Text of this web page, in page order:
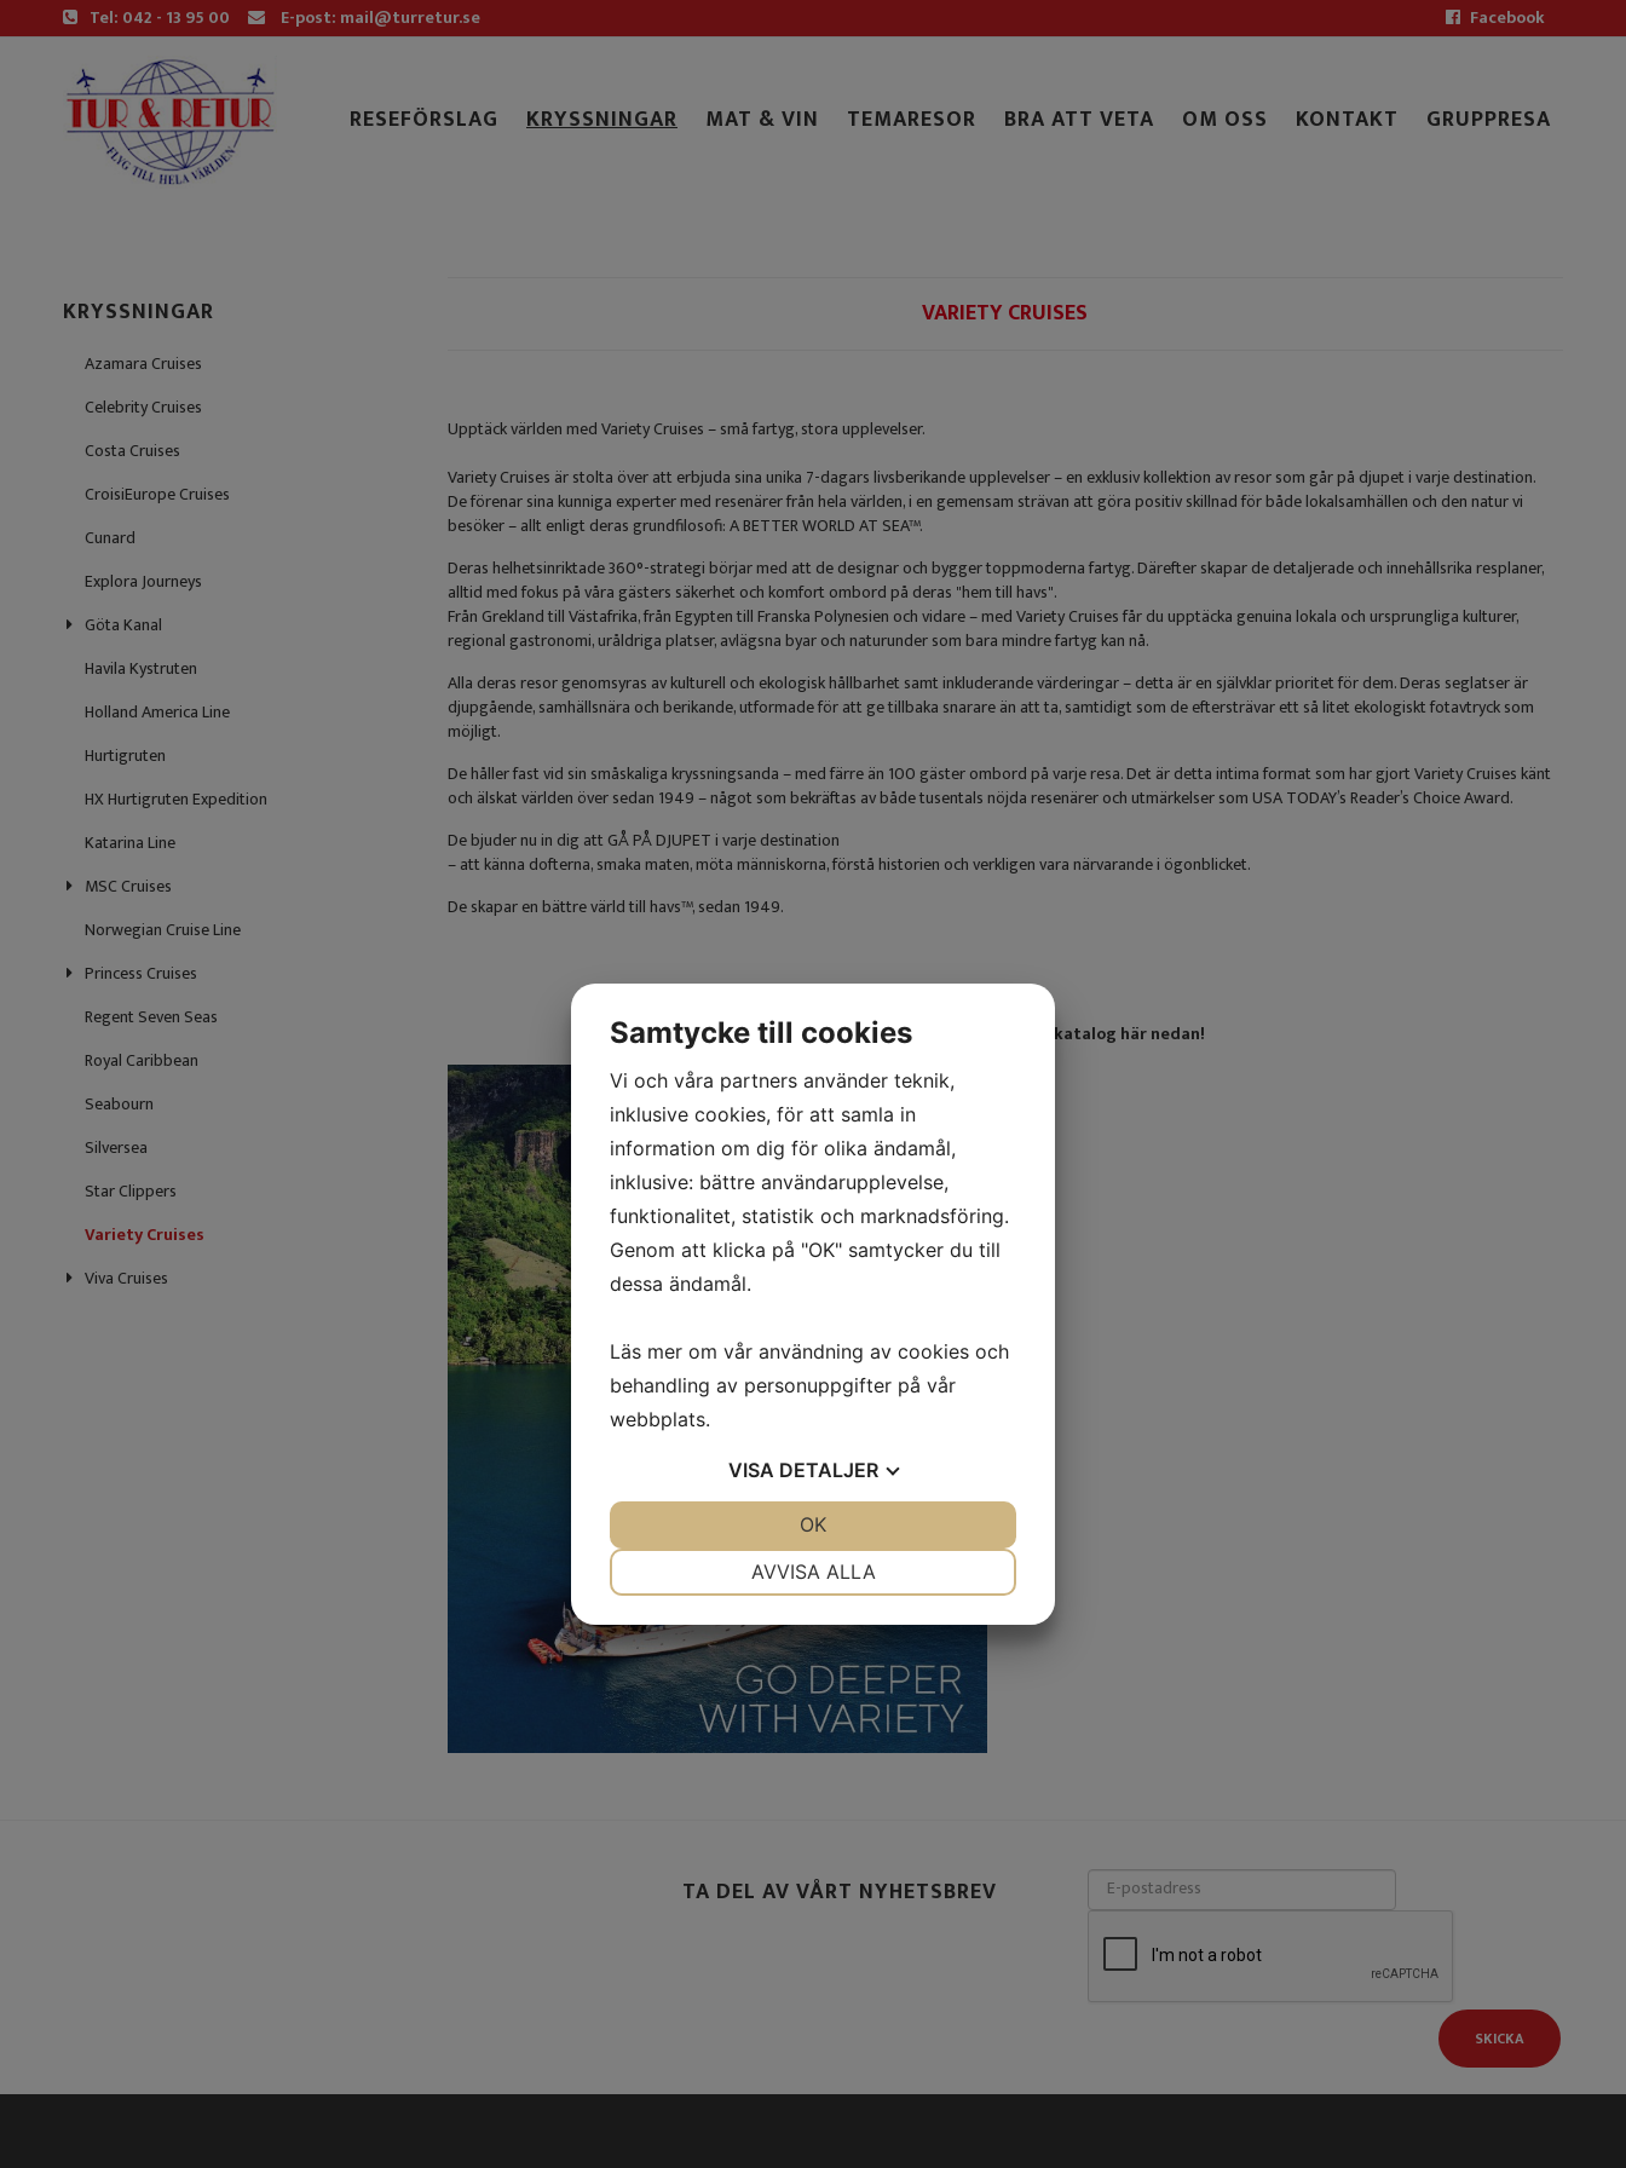
Tel: 042 - 13 95 00 E-post: mail@turretur.se Facebook
RESEFÖRSLAG KRYSSNINGAR MAT & VIN TEMARESOR BRA ATT VETA OM OSS KONTAKT GRUPPRESA
KRYSSNINGAR
Azamara Cruises
Celebrity Cruises
Costa Cruises
CroisiEurope Cruises
Cunard
Explora Journeys
Göta Kanal
Havila Kystruten
Holland America Line
Hurtigruten
HX Hurtigruten Expedition
Katarina Line
MSC Cruises
Norwegian Cruise Line
Princess Cruises
Regent Seven Seas
Royal Caribbean
Seabourn
Silversea
Star Clippers
Variety Cruises
Viva Cruises
VARIETY CRUISES
Upptäck världen med Variety Cruises – små fartyg, stora upplevelser.
Variety Cruises är stolta över att erbjuda sina unika 7-dagars livsberikande upplevelser – en exklusiv kollektion av resor som går på djupet i varje destination.
De förenar sina kunniga experter med resenärer från hela världen, i en gemensam strävan att göra positiv skillnad för både lokalsamhällen och den natur vi
besöker – allt enligt deras grundfilosofi: A BETTER WORLD AT SEA™.
Deras helhetsinriktade 360°-strategi börjar med att de designar och bygger toppmoderna fartyg. Därefter skapar de detaljerade och innehållsrika resplaner,
alltid med fokus på våra gästers säkerhet och komfort ombord på deras "hem till havs".
Från Grekland till Västafrika, från Egypten till Franska Polynesien och vidare – med Variety Cruises får du upptäcka genuina lokala och ursprungliga kulturer,
regional gastronomi, uråldriga platser, avlägsna byar och naturunder som bara mindre fartyg kan nå.
Alla deras resor genomsyras av kulturell och ekologisk hållbarhet samt inkluderande värderingar – detta är en självklar prioritet för dem. Deras seglatser är
djupgående, samhällsnära och berikande, utformade för att ge tillbaka snarare än att ta, samtidigt som de eftersträvar ett så litet ekologiskt fotavtryck som
möjligt.
De håller fast vid sin småskaliga kryssningsanda – med färre än 100 gäster ombord på varje resa. Det är detta intima format som har gjort Variety Cruises känt
och älskat världen över sedan 1949 – något som bekräftas av både tusentals nöjda resenärer och utmärkelser som USA TODAY’s Reader’s Choice Award.
De bjuder nu in dig att GÅ PÅ DJUPET i varje destination
– att känna dofterna, smaka maten, möta människorna, förstå historien och verkligen vara närvarande i ögonblicket.
De skapar en bättre värld till havs™, sedan 1949.
Bläddra gärna i Variety Cruises katalog här nedan!
TA DEL AV VÅRT NYHETSBREV
SKICKA
Samtycke till cookies
Vi och våra partners använder teknik,
inklusive cookies, för att samla in
information om dig för olika ändamål,
inklusive: bättre användarupplevelse,
funktionalitet, statistik och marknadsföring.
Genom att klicka på "OK" samtycker du till
dessa ändamål.
Läs mer om vår användning av cookies och
behandling av personuppgifter på vår
webbplats.
VISA DETALJER
MARKNADSFÖRING
AVVISA ALLA
OK